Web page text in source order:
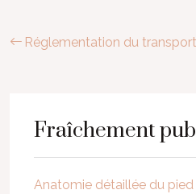
Réglementation du
Fraîchement
Anatomie détaillée du